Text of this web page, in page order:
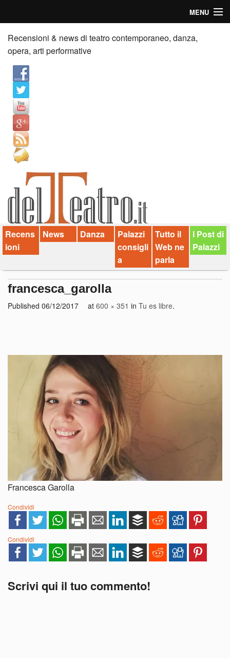
MENU
Home
Recensioni
Anticipazioni
News
Palazzi consiglia
Video
Chi siamo
Contatti
dT in English
Recensioni & news di teatro contemporaneo, danza,
opera, arti performative
Recens
ioni
News Danza
Palazzi
consigli
a
Tutto il
Web ne
parla
I Post di
Palazzi
francesca_garolla
Published 06/12/2017 at 600 × 351 in Tu es libre.
Francesca Garolla
Condividi
Condividi
Scrivi qui il tuo commento!